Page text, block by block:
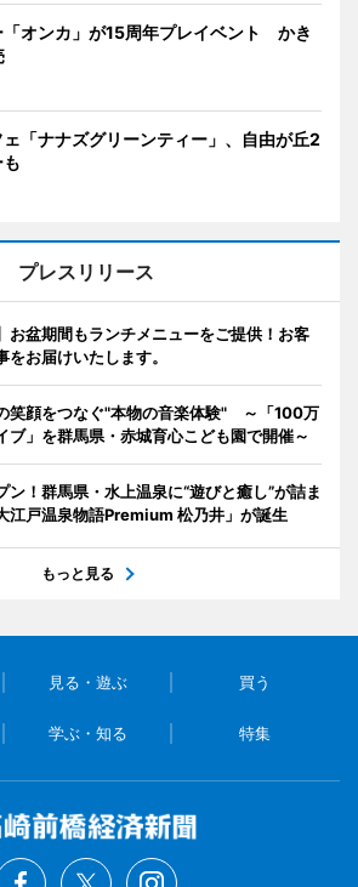
「オンカ」が15周年プレイベント かき
「ナナズグリーンティー」、自由が丘2
プレスリリース
お盆期間もランチメニューをご提供！お客
お届けいたします。
笑顔をつなぐ"本物の音楽体験" ～「100万
ブ」を群馬県・赤城育心こども園で開催～
ン！群馬県・水上温泉に“遊びと癒し”が詰ま
江戸温泉物語Premium 松乃井」が誕生
もっと見る
見る・遊ぶ 買う
学ぶ・知る 特集